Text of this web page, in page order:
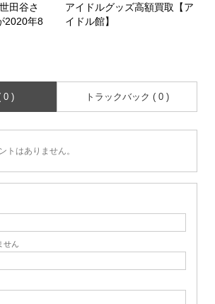
田谷さ
2020年8
アイドルグッズ高額買取【ア
イドル館】
0 ) トラックバック ( 0 )
トはありません。
ません